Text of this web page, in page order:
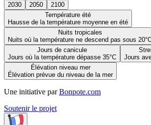
2030 2050
2100
Température été
Hausse de la température moyenne en été
Nuits tropicales
Nuits où la température ne descend pas sous
Jours de canicule
Jours où la température dépasse 35°C
Jours
Élévation niveau mer
Élévation prévue du niveau de la mer
Une initiative par Bonpote.com
Soutenir le projet